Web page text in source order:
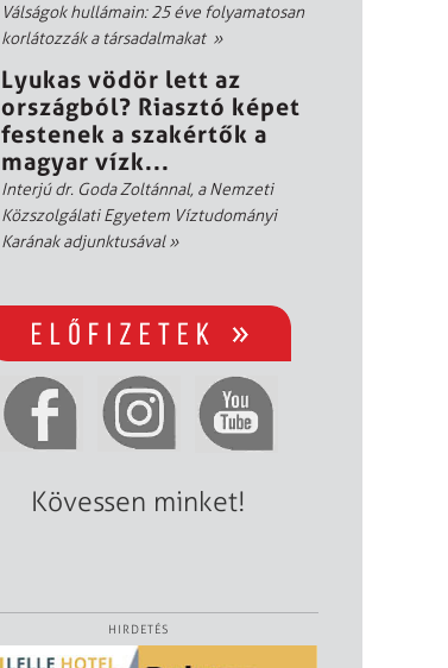
Válságok hullámain: 25 éve folyamatosan
korlátozzák a társadalmakat »
Lyukas vödör lett az
országból? Riasztó képet
festenek a szakértők a
magyar vízk...
Interjú dr. Goda Zoltánnal, a Nemzeti
Közszolgálati Egyetem Víztudományi
Karának adjunktusával»
Kövessen minket!
HIRDETÉS